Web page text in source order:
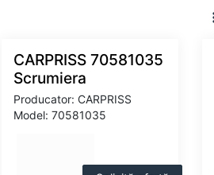
CARPRISS 70581035
Scrumiera
Producator: CARPRISS
Model: 70581035